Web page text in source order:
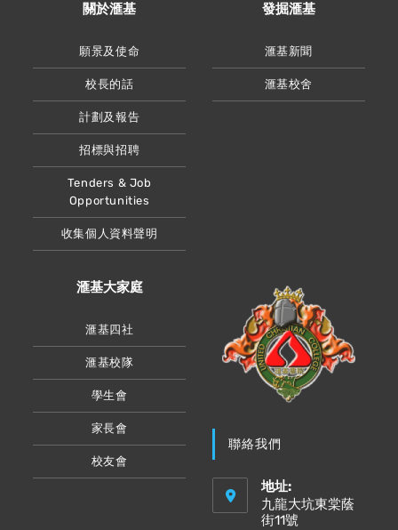
關於滙基
願景及使命
校長的話
計劃及報告
招標與招聘
Tenders & Job
Opportunities
收集個人資料聲明
發掘滙基
滙基新聞
滙基校舍
滙基大家庭
滙基四社
滙基校隊
學生會
家長會
校友會
聯絡我們
地址:
九龍大坑東棠蔭
街11號